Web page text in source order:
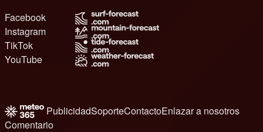
Facebook
Instagram
TikTok
YouTube
PublicidadSoporteContactoEnlazar a nosotros
Comentario